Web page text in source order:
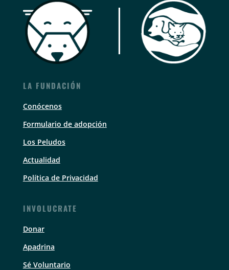
LA FUNDACIÓN
Conócenos
Formulario de adopción
Los Peludos
Actualidad
Política de Privacidad
INVOLUCRATE
Donar
Apadrina
Sé Voluntario